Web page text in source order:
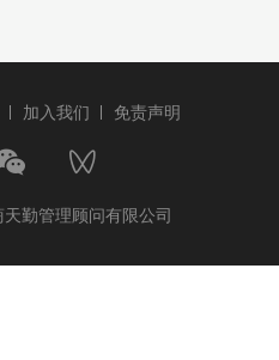
加入我们 免责声明
勤管理顾问有限公司